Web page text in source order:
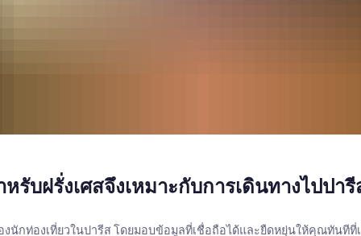
รับฝรั่งเศสจึงเหมาะกับการเดินทางไปปา
งนักท่องเที่ยวในปารีส โดยมอบข้อมูลที่เชื่อถือได้และยืดหยุ่นให้คุณทันทีที่